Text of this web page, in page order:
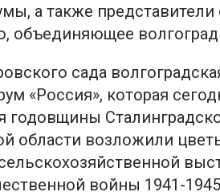
а также
объединяющее
сада
«Россия», которая
годовщины
области возложили
войны 1941-